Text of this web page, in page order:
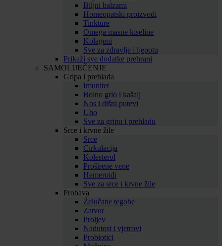
Biljni balzami
Homeopatski proizvodi
Tinkture
Omega masne kiseline
Kolageni
Sve za zdravlje i ljepotu
Prikaži sve dodatke prehrani
SAMOLIJEČENJE
Gripa i prehlada
Imunitet
Bolno grlo i kašalj
Nos i dišni putevi
Uho
Sve za gripu i prehladu
Srce i krvne žile
Srce
Cirkulacija
Kolesterol
Proširene vene
Hemeroidi
Sve za srce i krvne žile
Probava
Želučane tegobe
Zatvor
Proljev
Nadutost i vjetrovi
Probiotici